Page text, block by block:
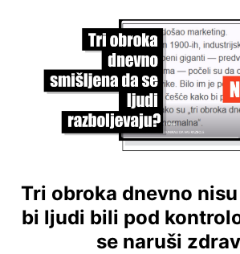
Tri obroka dnevno
bi ljudi bili pod
se naruši